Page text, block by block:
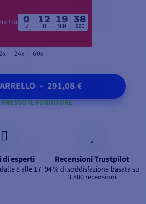
tra 0
J
12
H
19
MIN
37
SEC
24x 60x
• 291,08 €
IL FORNITORE
di esperti
8 alle 17
Recensioni Trustpilot
94 % di soddisfazione basata su
3.800 recensioni